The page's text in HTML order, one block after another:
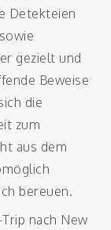
Detekteien
gezielt und
Beweise
die
zum
aus dem
bereuen.
nach New